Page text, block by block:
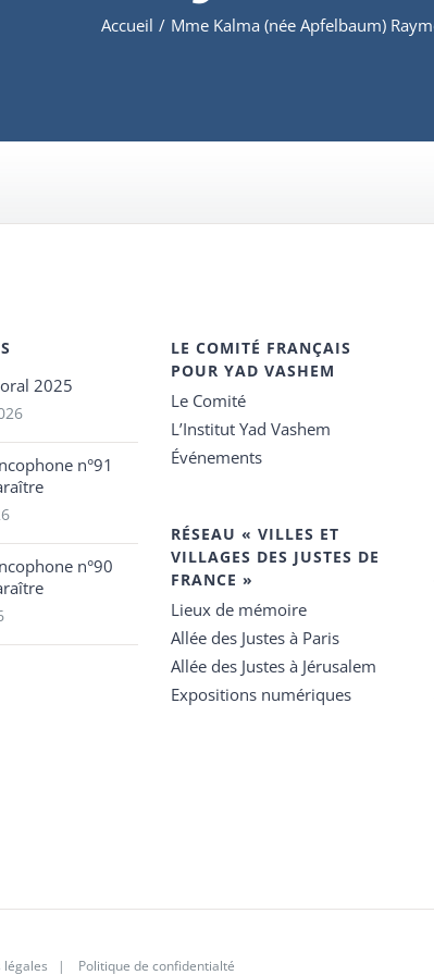
Accueil / Mme Kalma (née Apfelbaum)
2025
n°91
n°90
LE COMITÉ FRANÇAIS
POUR YAD VASHEM
Le Comité
L’Institut Yad Vashem
Événements
RÉSEAU « VILLES ET
VILLAGES DES JUSTES DE
FRANCE »
Lieux de mémoire
Allée des Justes à Paris
Allée des Justes à Jérusalem
Expositions numériques
légales | Politique de confidentialté